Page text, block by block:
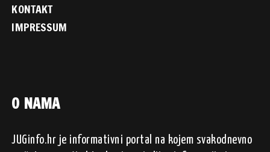
KONTAKT
IMPRESSUM
O NAMA
JUGinfo.hr je informativni portal na kojem svakodnevno